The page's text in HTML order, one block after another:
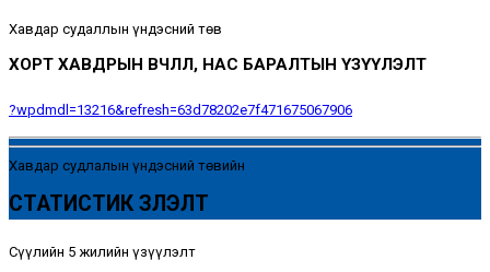
Хавдар судаллын үндэсний төв
ХОРТ ХАВДРЫН ӨВЧЛӨЛ, НАС БАРАЛТЫН ҮЗҮҮЛЭЛТ
?wpdmdl=13216&refresh=63d78202e7f471675067906
Хавдар судлалын үндэсний төвийн
СТАТИСТИК ҮЗҮҮЛЭЛТ
Сүүлийн 5 жилийн үзүүлэлт